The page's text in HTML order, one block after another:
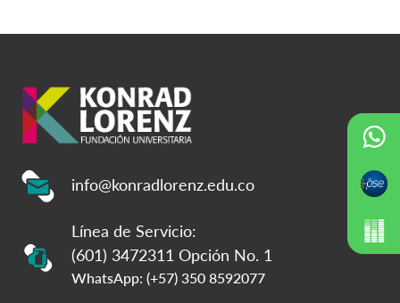
info@konradlorenz.edu.co
Línea de Servicio:
(601) 3472311 Opción No. 1
WhatsApp: (+57) 350 8592077